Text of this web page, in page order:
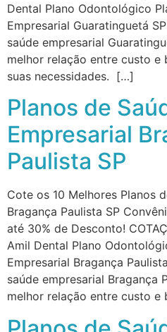
Dental Plano Odontológico
Empresarial Guaratinguetá
saúde empresarial
melhor relação entre custo
suas necessidades. […]
Planos de
Empresarial
Paulista SP
Cote os 10 Melhores Planos
Bragança Paulista SP
até 30% de Desconto!
Amil Dental Plano
Empresarial Bragança
saúde empresarial Bragança
melhor relação entre custo